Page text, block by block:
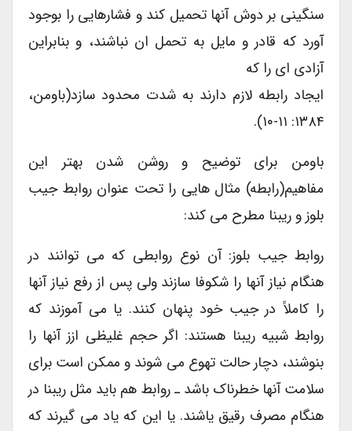
سنگینی بر دوش آنها تحمیل کند و فشارهایی را بوجود
آورد که قادر و مایل به تحمل ان نباشند، و بنابراین
آزادی ای را که
ایجاد رابطه لازم دارند به شدت محدود سازد(باومن،
۱۳۸۴: ۱۱-۱۰).
باومن برای توضیح و روشن شدن بهتر این
مفاهیم(رابطه) مثال هایی را تحت عنوان روابط جیب
بلوز و ریبنا مطرح می کند:
روابط جیب بلوز: آن نوع روابطی که می توانند در
هنگام نیاز آنها را شکوفا سازند ولی پس از رفع نیاز آنها
را کاملاً در جیب خود پنهان کنند. یا می آموزند که
روابط شبیه ریبنا هستند: اگر حجم غلیظی ازز آنها را
بنوشند، دچار حالت تهوع می شوند و ممکن است برای
سلامت آنها خطرناک باشد ـ روابط هم باید مثل ریبنا در
هنگام مصرف رقیق یاشند. یا این که یاد می گیرند که